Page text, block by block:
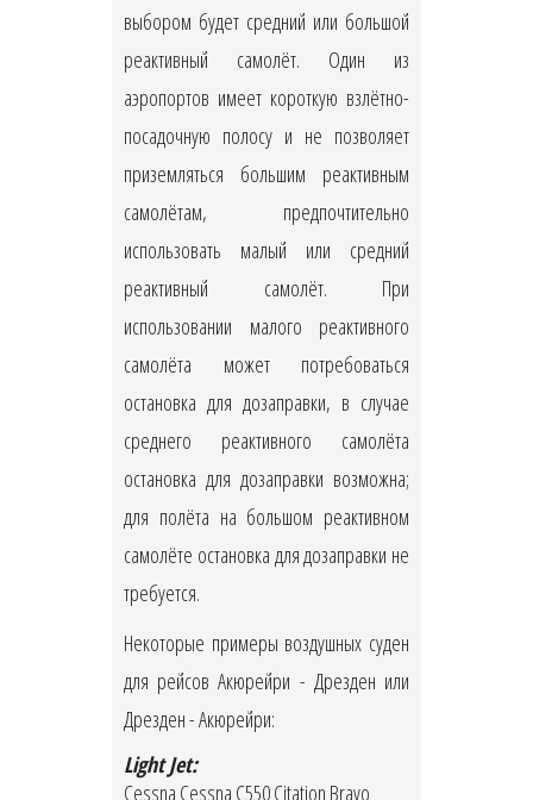
выбором будет средний или большой
реактивный самолёт. Один из
аэропортов имеет короткую взлётно-
посадочную полосу и не позволяет
приземляться большим реактивным
самолётам, предпочтительно
использовать малый или средний
реактивный самолёт. При
использовании малого реактивного
самолёта может потребоваться
остановка для дозаправки, в случае
среднего реактивного самолёта
остановка для дозаправки возможна;
для полёта на большом реактивном
самолёте остановка для дозаправки не
требуется.
Некоторые примеры воздушных суден
для рейсов Акюрейри - Дрезден или
Дрезден - Акюрейри:
Light Jet:
Cessna Cessna C550 Citation Bravo